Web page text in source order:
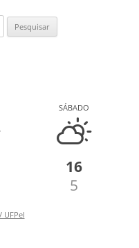
SÁBADO
16
5
UFPel